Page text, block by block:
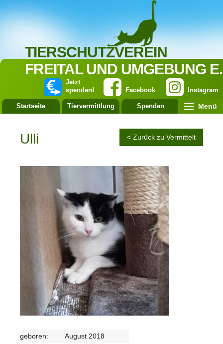
TIERSCHUTZVEREIN
FREITAL UND UMGEBUNG
Instagram
Facebook
Jetzt
spenden!
Startseite Tiervermittlung Spenden Menü
Ulli < Zurück zu Vermittelt
geboren:
August 2018